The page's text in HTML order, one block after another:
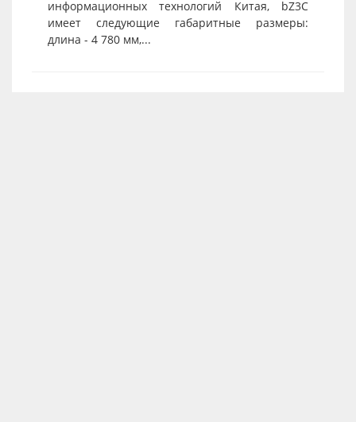
информационных технологий Китая, bZ3C
имеет следующие габаритные размеры:
длина - 4 780 мм,...